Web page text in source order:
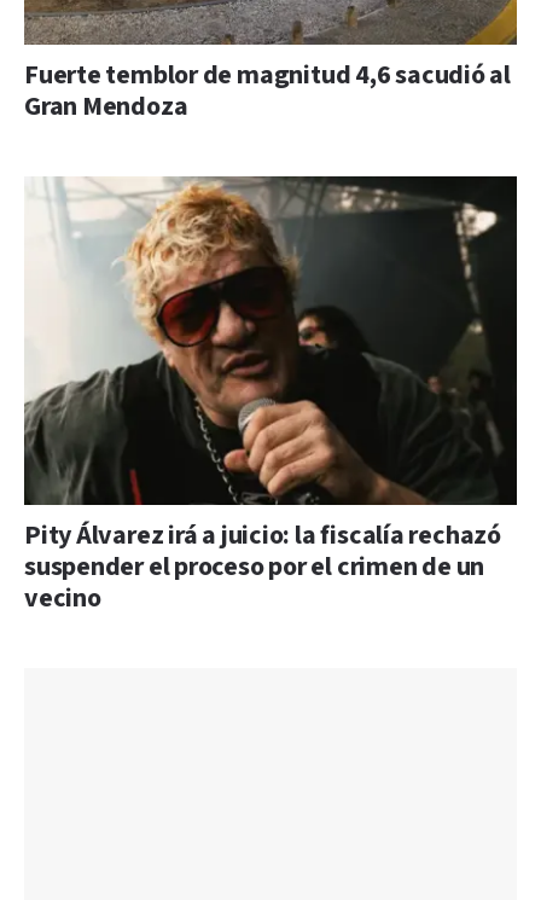
Fuerte temblor de magnitud 4,6 sacudió al
Gran Mendoza
Pity Álvarez irá a juicio: la fiscalía rechazó
suspender el proceso por el crimen de un
vecino